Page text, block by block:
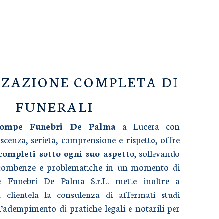
COMPLETA DI
FUNERALI
Funebri De Palmaa Lucera con
serietà, comprensione e rispetto, offre
sotto ogni suo aspetto, sollevando
e problematiche in un momento di
Funebri De Palma S.r.L. mette inoltre a
clientela la consulenza di affermati studi
di pratiche legali e notarili per